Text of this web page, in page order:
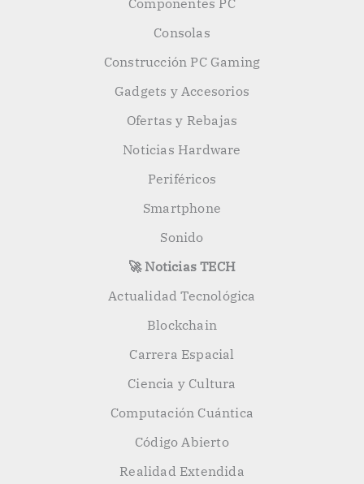
Componentes PC
Consolas
Construcción PC Gaming
Gadgets y Accesorios
Ofertas y Rebajas
Noticias Hardware
Periféricos
Smartphone
Sonido
🚀 Noticias TECH
Actualidad Tecnológica
Blockchain
Carrera Espacial
Ciencia y Cultura
Computación Cuántica
Código Abierto
Realidad Extendida